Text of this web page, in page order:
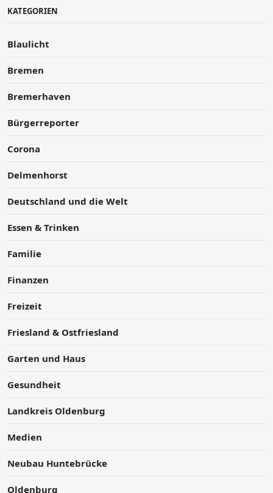
KATEGORIEN
Blaulicht
Bremen
Bremerhaven
Bürgerreporter
Corona
Delmenhorst
Deutschland und die Welt
Essen & Trinken
Familie
Finanzen
Freizeit
Friesland & Ostfriesland
Garten und Haus
Gesundheit
Landkreis Oldenburg
Medien
Neubau Huntebrücke
Oldenburg